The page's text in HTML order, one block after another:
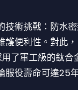
技術挑戰：防水
便利性。對此，
了軍工級的鈦合
服役壽命可達25